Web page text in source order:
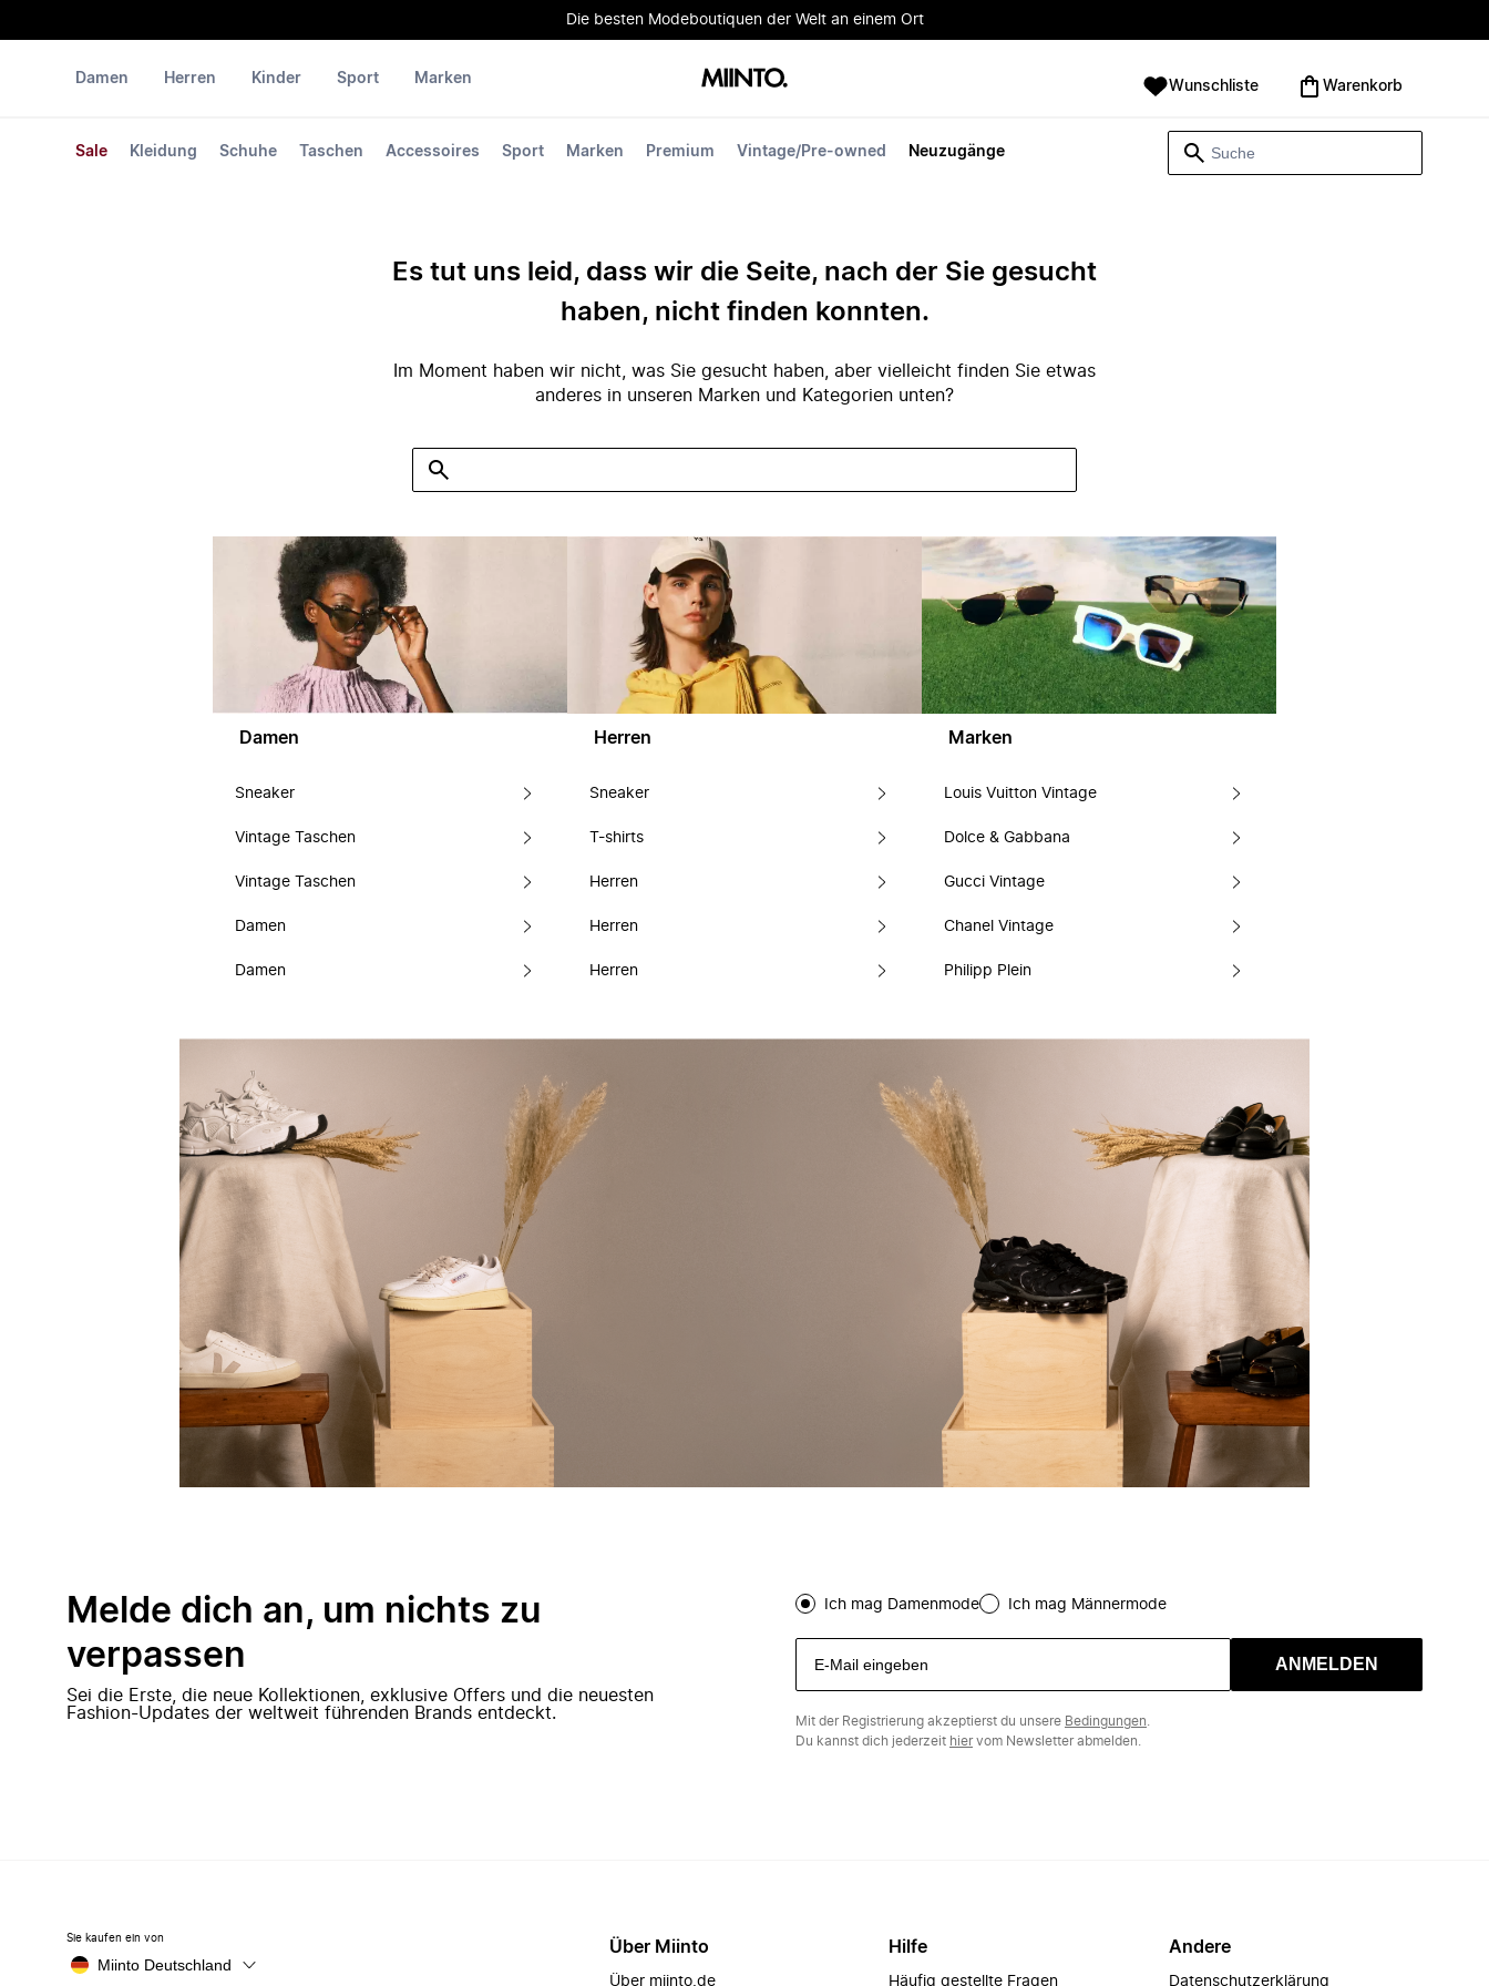
Die besten Modeboutiquen der Welt an einem Ort
Damen
Sale Kleidung Schuhe Taschen Accessoires Sport Marken Premium Vintage/Pre-owned Neuzugänge
Herren Kinder Sport Marken Wunschliste Warenkorb
Es tut uns leid, dass wir die Seite, nach der Sie gesucht
haben, nicht finden konnten.
Im Moment haben wir nicht, was Sie gesucht haben, aber vielleicht finden Sie etwas
anderes in unseren Marken und Kategorien unten?
Damen
Sneaker
Vintage Taschen
Vintage Taschen
Damen
Damen
Herren
Sneaker
T-shirts
Herren
Herren
Herren
Marken
Louis Vuitton Vintage
Dolce & Gabbana
Gucci Vintage
Chanel Vintage
Philipp Plein
Melde dich an, um nichts zu
verpassen
Sei die Erste, die neue Kollektionen, exklusive Offers und die neuesten
Fashion-Updates der weltweit führenden Brands entdeckt.
Ich mag Damenmode Ich mag Männermode
ANMELDEN
Mit der Registrierung akzeptierst du unsere Bedingungen
Du kannst dich jederzeit hiervom Newsletter abmelden.
Sie kaufen ein von
Miinto Deutschland
Über Miinto
Über miinto.de
Hilfe
Häufig gestellte Fragen
Andere
Datenschutzerklärung